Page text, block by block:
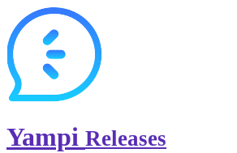
Yampi Releases